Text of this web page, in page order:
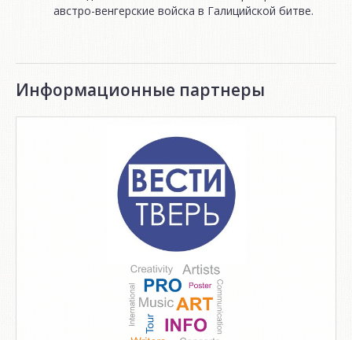
австро-венгерские войска в Галицийской битве.
Информационные партнеры